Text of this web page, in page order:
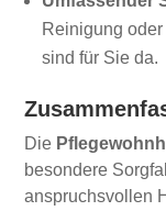
Reinigung
sind für Sie da.
Die
besondere
anspruchsvollen